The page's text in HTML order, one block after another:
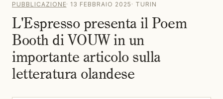
PUBBLICAZIONE· 13 FEBBRAIO 2025 · TURIN
L'Espresso presenta il Poem
Booth di VOUW in un
importante articolo sulla
letteratura olandese